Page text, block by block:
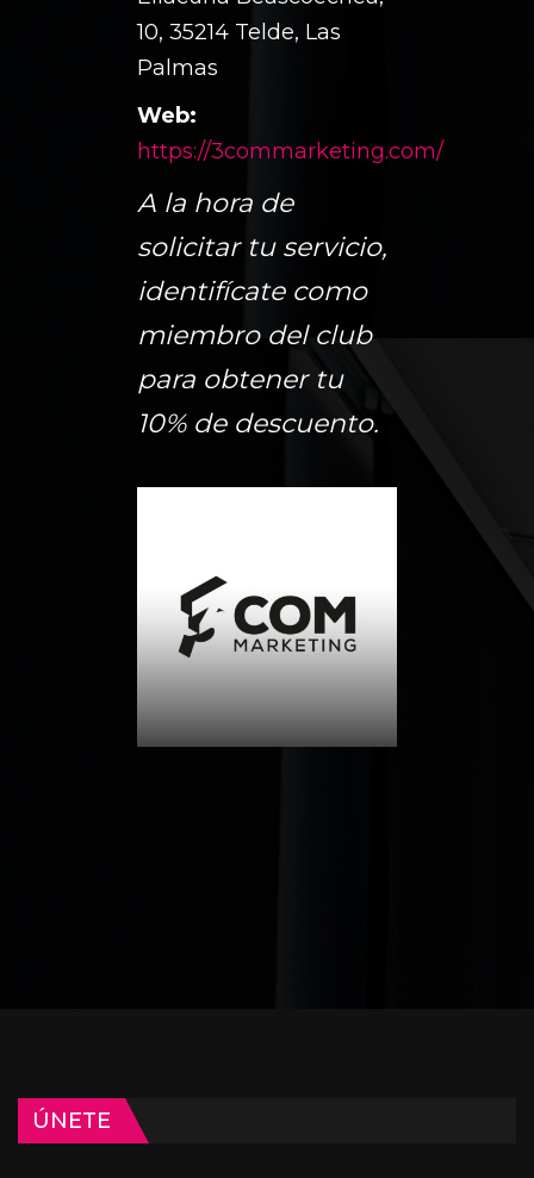
10, 35214 Telde, Las
Palmas
Web:
https://3commarketing.com/
A la hora de
solicitar tu servicio,
identifícate como
miembro del club
para obtener tu
10% de descuento.
ÚNETE